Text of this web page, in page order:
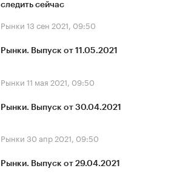
следить сейчас
Рынки 13 сен 2021, 09:50
Рынки. Выпуск от 11.05.2021
Рынки 11 мая 2021, 09:50
Рынки. Выпуск от 30.04.2021
Рынки 30 апр 2021, 09:50
Рынки. Выпуск от 29.04.2021